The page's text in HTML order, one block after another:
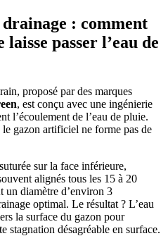
: comment
passer l’eau de
proposé par des marques
, est conçu avec une ingénierie
l’écoulement de l’eau de pluie.
gazon artificiel ne forme pas de
sur la face inférieure,
alignés tous les 15 à 20
un diamètre d’environ 3
optimal. Le résultat ? L’eau
la surface du gazon pour
stagnation désagréable en surface.